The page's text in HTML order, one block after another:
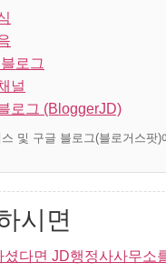
로그
널
로그 (BloggerJD)
및 구글 블로그(블로거스팟
시면
셨다면 JD행정사사무소